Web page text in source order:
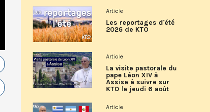
Article
Les reportages d'été
2026 de KTO
Article
La visite pastorale du
pape Léon XIV à
Assise à suivre sur
KTO le jeudi 6 août
Article